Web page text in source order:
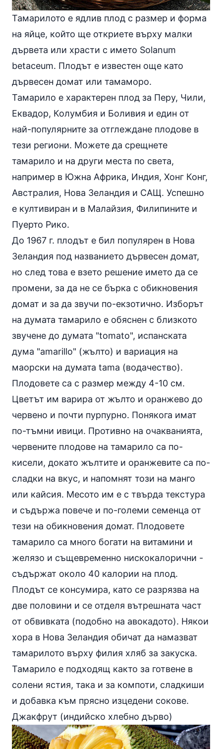
Тамарилото е ядлив плод с размер и форма
на яйце, който ще откриете върху малки
дървета или храсти с името Solanum
betaceum. Плодът е известен още като
дървесен домат или тамаморо.
Тамарило е характерен плод за Перу, Чили,
Еквадор, Колумбия и Боливия и един от
най-популярните за отглеждане плодове в
тези региони. Можете да срещнете
тамарило и на други места по света,
например в Южна Африка, Индия, Хонг Конг,
Австралия, Нова Зеландия и САЩ. Успешно
е култивиран и в Малайзия, Филипините и
Пуерто Рико.
До 1967 г. плодът е бил популярен в Нова
Зеландия под названието дървесен домат,
но след това е взето решение името да се
промени, за да не се бърка с обикновения
домат и за да звучи по-екзотично. Изборът
на думата тамарило е обяснен с близкото
звучене до думата "tomato", испанската
дума "amarillo" (жълто) и вариация на
маорски на думата tama (водачество).
Плодовете са с размер между 4-10 см.
Цветът им варира от жълто и оранжево до
червено и почти пурпурно. Понякога имат
по-тъмни ивици. Противно на очакванията,
червените плодове на тамарило са по-
кисели, докато жълтите и оранжевите са по-
сладки на вкус, и напомнят този на манго
или кайсия. Месото им е с твърда текстура
и съдържа повече и по-големи семенца от
тези на обикновения домат. Плодовете
тамарило са много богати на витамини и
желязо и същевременно нискокалорични -
съдържат около 40 калории на плод.
Плодът се консумира, като се разрязва на
две половини и се отделя вътрешната част
от обвивката (подобно на авокадото). Някои
хора в Нова Зеландия обичат да намазват
тамарилото върху филия хляб за закуска.
Тамарило е подходящ както за готвене в
солени ястия, така и за компоти, сладкиши
и добавка към прясно изцедени сокове.
Джакфрут (индийско хлебно дърво)